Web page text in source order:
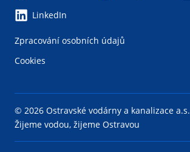
LinkedIn
Zpracování osobních údajů
Cookies
© 2026 Ostravské vodárny a kanalizace a.s.
Žijeme vodou, žijeme Ostravou